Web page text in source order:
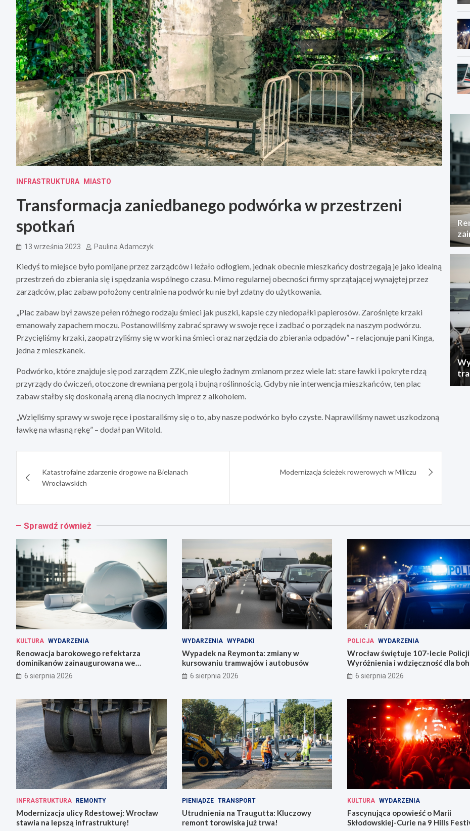
INFRASTRUKTURA MIASTO
Transformacja zaniedbanego podwórka w przestrzeni
spotkań
13 września 2023 Paulina Adamczyk
Kiedyś to miejsce było pomijane przez zarządców i leżało odłogiem, jednak obecnie mieszkańcy dostrzegają je jako idealną
przestrzeń do zbierania się i spędzania wspólnego czasu. Mimo regularnej obecności firmy sprzątającej wynajętej przez
zarządców, plac zabaw położony centralnie na podwórku nie był zdatny do użytkowania.
„Plac zabaw był zawsze pełen różnego rodzaju śmieci jak puszki, kapsle czy niedopałki papierosów. Zarośnięte krzaki
emanowały zapachem moczu. Postanowiliśmy zabrać sprawy w swoje ręce i zadbać o porządek na naszym podwórzu.
Przycięliśmy krzaki, zaopatrzyliśmy się w worki na śmieci oraz narzędzia do zbierania odpadów” – relacjonuje pani Kinga,
jedna z mieszkanek.
Podwórko, które znajduje się pod zarządem ZZK, nie uległo żadnym zmianom przez wiele lat: stare ławki i pokryte rdzą
przyrządy do ćwiczeń, otoczone drewnianą pergolą i bujną roślinnością. Gdyby nie interwencja mieszkańców, ten plac
zabaw stałby się doskonałą areną dla nocnych imprez z alkoholem.
„Wzięliśmy sprawy w swoje ręce i postaraliśmy się o to, aby nasze podwórko było czyste. Naprawiliśmy nawet uszkodzoną
ławkę na własną rękę” – dodał pan Witold.
wpisuKatastrofalne zdarzenie drogowe na Bielanach
Wrocławskich
Modernizacja ścieżek rowerowych w Miliczu
Sprawdź również
KULTURA WYDARZENIA
Renowacja barokowego refektarza
dominikanów zainaugurowana we
Wrocławiu
6 sierpnia 2026
WYDARZENIA WYPADKI
Wypadek na Reymonta: zmiany w
kursowaniu tramwajów i autobusów
6 sierpnia 2026
POLICJA WYDARZENIA
Wrocław świętuje 107-lecie
Wyróżnienia i wdzięczność dla
codzienności
6 sierpnia 2026
INFRASTRUKTURA REMONTY
Modernizacja ulicy Rdestowej: Wrocław
stawia na lepszą infrastrukturę!
PIENIĄDZE TRANSPORT
Utrudnienia na Traugutta: Kluczowy
remont torowiska już trwa!
KULTURA WYDARZENIA
Fascynująca opowieść o Marii
Skłodowskiej-Curie na 9 Hills